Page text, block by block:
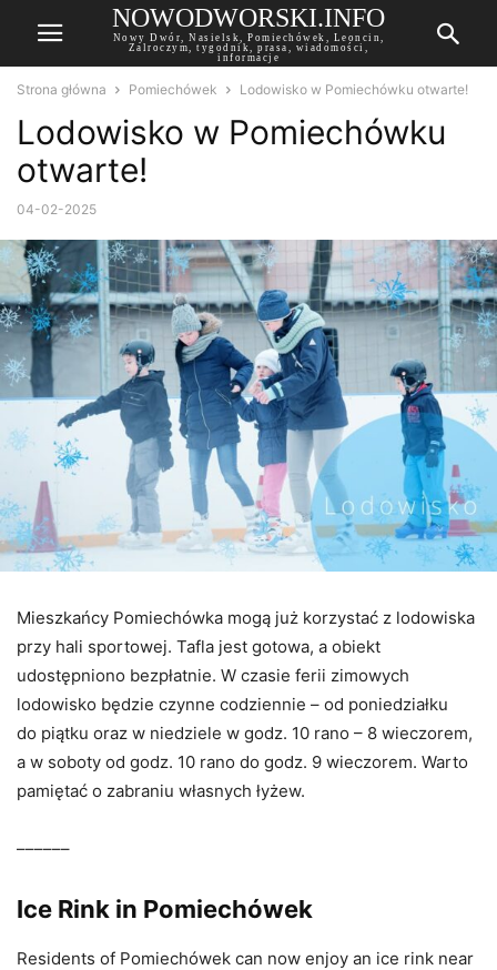
NOWODWORSKI.INFO
Nowy Dwór, Nasielsk, Pomiechówek, Leoncin,
Zalroczym, tygodnik, prasa, wiadomości,
informacje
Strona główna Pomiechówek Lodowisko w Pomiechówku otwarte!
Lodowisko w Pomiechówku
otwarte!
04-02-2025
Mieszkańcy Pomiechówka mogą już korzystać z lodowiska
przy hali sportowej. Tafla jest gotowa, a obiekt
udostępniono bezpłatnie. W czasie ferii zimowych
lodowisko będzie czynne codziennie – od poniedziałku
do piątku oraz w niedziele w godz. 10 rano – 8 wieczorem,
a w soboty od godz. 10 rano do godz. 9 wieczorem. Warto
pamiętać o zabraniu własnych łyżew.
––––––
Ice Rink in Pomiechówek
Residents of Pomiechówek can now enjoy an ice rink near